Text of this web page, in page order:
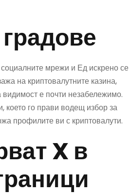
мрежи и Ед искрено се
на криптовалутните казина,
е почти незабележимо.
което го прави водещ избор за
профилите ви с криптовалути.
X в